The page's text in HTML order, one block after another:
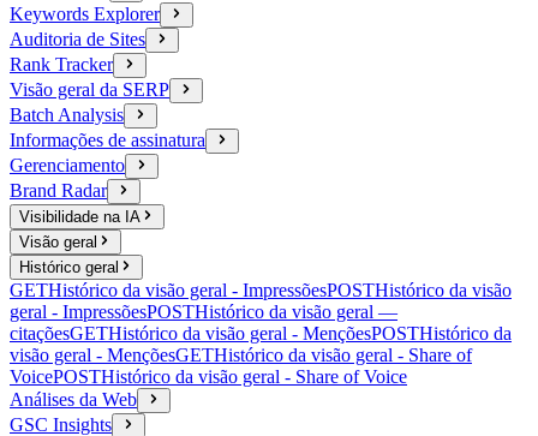
Keywords Explorer
Auditoria de Sites
Rank Tracker
Visão geral da SERP
Batch Analysis
Informações de assinatura
Gerenciamento
Brand Radar
Visibilidade na IA
Visão geral
Histórico geral
GETHistórico da visão geral - ImpressõesPOSTHistórico da visão
geral - ImpressõesPOSTHistórico da visão geral —
citaçõesGETHistórico da visão geral - MençõesPOSTHistórico da
visão geral - MençõesGETHistórico da visão geral - Share of
VoicePOSTHistórico da visão geral - Share of Voice
Análises da Web
GSC Insights